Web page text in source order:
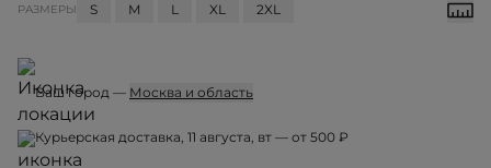
РАЗМЕРЫ S M L XL 2XL
Ваш город — Москва и область
Курьерская доставка, 11 августа, вт — от 500 ₽